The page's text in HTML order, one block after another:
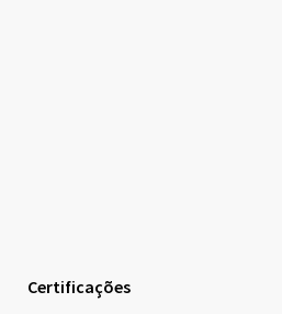
Certificações